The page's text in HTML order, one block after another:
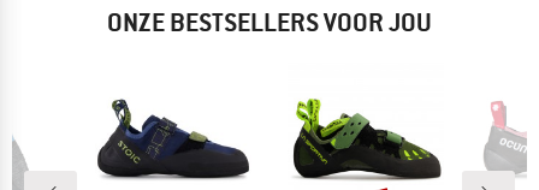
ONZE BESTSELLERS VOOR JOU